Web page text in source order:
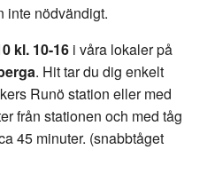
inte nödvändigt.
kl. 10-16 i våra lokaler på
. Hit tar du dig enkelt
Runö station eller med
från stationen och med tåg
45 minuter. (snabbtåget